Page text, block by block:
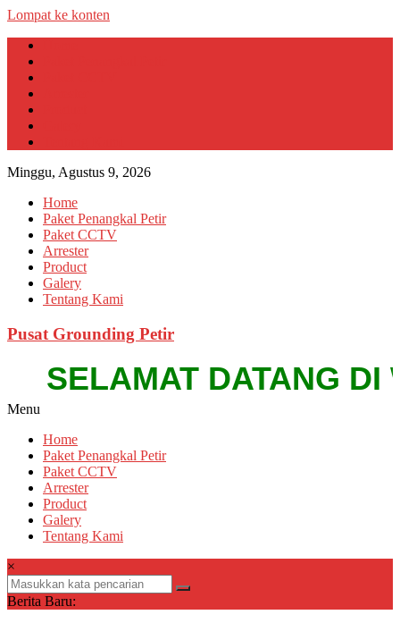
Lompat ke konten
Minggu, Agustus 9, 2026
Home
Paket Penangkal Petir
Paket CCTV
Arrester
Product
Galery
Tentang Kami
Pusat Grounding Petir
SELAMAT DATANG
Menu
Home
Paket Penangkal Petir
Paket CCTV
Arrester
Product
Galery
Tentang Kami
×
Berita Baru: